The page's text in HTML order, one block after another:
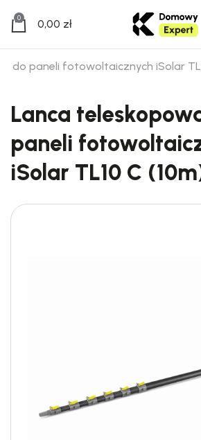
0 0,00 zł
do paneli fotowoltaicznych iSolar
Lanca
paneli
iSolar TL10 C